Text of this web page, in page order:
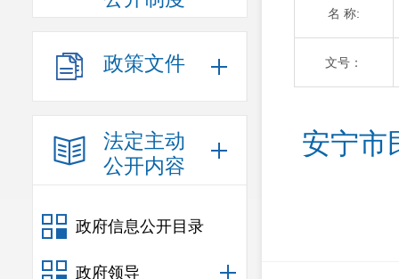
政策文件
法定主动
公开内容
政府信息公开目录
政府领导
名 称:
文号：
安宁市